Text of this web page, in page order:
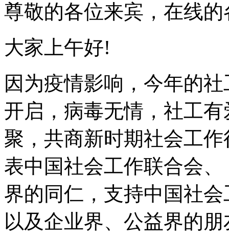
尊敬的各位来宾，在线
大家上午好!
因为疫情影响，今年的
开启，病毒无情，社工
聚，共商新时期社会工
表中国社会工作联合会
界的同仁，支持中国社
以及企业界、公益界的